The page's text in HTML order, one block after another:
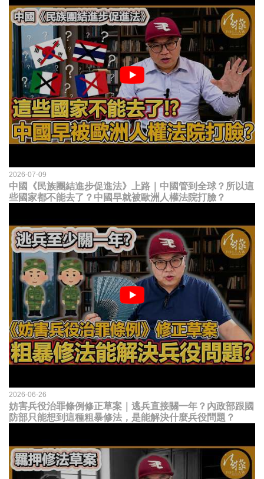
2026-07-09
中國《民族團結進步促進法》上路｜中國管到全球？所以這
些國家都不能去了？中國早就被歐洲人權法院打臉？
2026-06-26
妨害兵役治罪條例修正草案｜逃兵直接關一年？內政部跟國
防部只能想到這種粗暴修法，是能解決什麼兵役問題？